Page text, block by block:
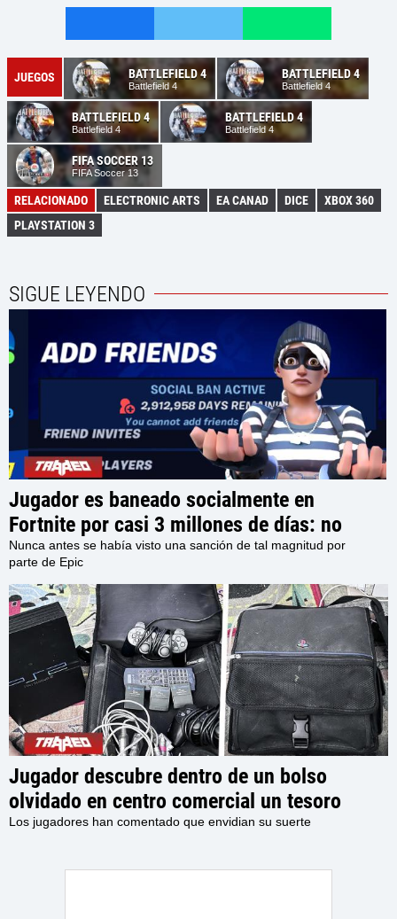
JUEGOS BATTLEFIELD 4
Battlefield 4
BATTLEFIELD 4
Battlefield 4
BATTLEFIELD 4
Battlefield 4
BATTLEFIELD 4
Battlefield 4
FIFA SOCCER 13
FIFA Soccer 13
RELACIONADO ELECTRONIC ARTS EA CANAD DICE
XBOX 360
PLAYSTATION 3
SIGUE LEYENDO
Jugador es baneado socialmente en
Fortnite por casi 3 millones de días: no
podrá interactuar con otros usuarios en el
juego por los próximos 7980 Años
Nunca antes se había visto una sanción de tal magnitud por
parte de Epic
Jugador descubre dentro de un bolso
olvidado en centro comercial un tesoro
retro, con una PlayStation 2, accesorios y
Los jugadores han comentado que envidian su suerte